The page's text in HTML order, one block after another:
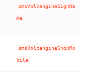
smsVolcengineSignNa
me
smsVolcengineShopMo
bile